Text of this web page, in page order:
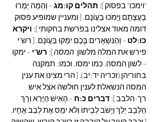
“וימכו” בפסוק]: תהלים קו:מג – וְהֵמָּה יַמְרוּ
בַעֲצָתָם וַיָּמֹכּוּ בַּעֲוֹנָם. [ומעניין שמופיע פסוק
דומה מאוד אצלינו בפרשת בחקותי]: ויקרא
כו:לט – וְהַנִּשְׁאָרִים בָּכֶם יִמַּקּוּ בַּעֲוֹנָם. [רש”י
פירש את המלה מלשון המסה]: רש”י – ימקו
– לשון המסה, כמו ימסו, וכמו: תמקנה
בחוריהן (זכריה יד:יב). [הרי מצינו את ענין
המסה הנשאלת לענין חולשה אצל איש
רך-הלבב]: דברים כ:ח – הָאִישׁ הַיָּרֵא וְרַךְ
הַלֵּבָב יֵלֵךְ וְיָשֹׁב לְבֵיתוֹ וְלֹא יִמַּס אֶת לְבַב אֶחָיו.